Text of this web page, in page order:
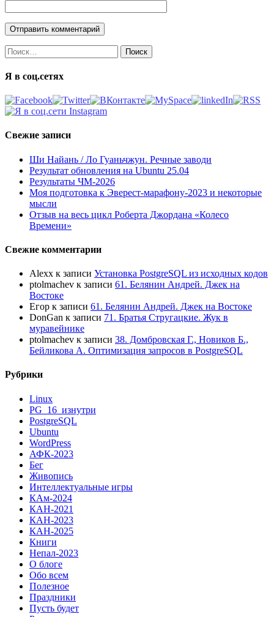
Найти:
Я в соц.сетях
Свежие записи
Ши Найань / Ло Гуаньчжун. Речные заводи
Результат обновления на Ubuntu 25.04
Результаты ЧМ-2026
Моя подготовка к Эверест-марафону-2023 и некоторые
мысли
Отзыв на весь цикл Роберта Джордана «Колесо
Времени»
Свежие комментарии
Alexx к записи Установка PostgreSQL из исходных кодов
ptolmachev к записи 61. Белянин Андрей. Джек на
Востоке
Егор к записи 61. Белянин Андрей. Джек на Востоке
DonGan к записи 71. Братья Стругацкие. Жук в
муравейнике
ptolmachev к записи 38. Домбровская Г., Новиков Б.,
Бейликова А. Оптимизация запросов в PostgreSQL
Рубрики
Linux
PG_16_изнутри
PostgreSQL
Ubuntu
WordPress
АФК-2023
Бег
Живопись
Интеллектуальные игры
КАм-2024
КАН-2021
КАН-2023
КАН-2025
Книги
Непал-2023
О блоге
Обо всем
Полезное
Праздники
Пусть будет